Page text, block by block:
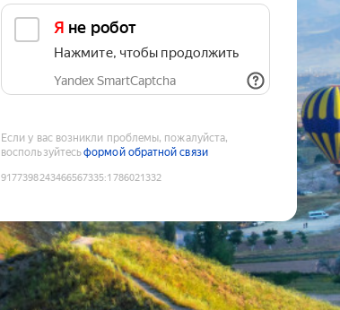
Я не робот
Нажмите, чтобы продолжить
Yandex SmartCaptcha
Если у вас возникли проблемы, пожалуйста,
воспользуйтесьформой обратной связи
9177398243466567335:1786021332